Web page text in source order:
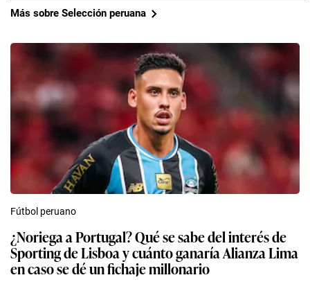
Más sobre Selección peruana
Fútbol peruano
¿Noriega a Portugal? Qué se sabe del interés de
Sporting de Lisboa y cuánto ganaría Alianza Lima
en caso se dé un fichaje millonario